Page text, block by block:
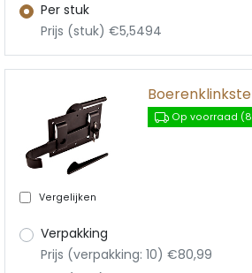
Per stuk
Prijs (stuk) €5,5494
Vergelijken
Op voorraad
Verpakking
Prijs (verpakking: 10) €80,99